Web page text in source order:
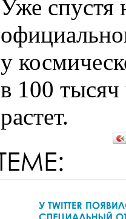
Уже спустя
у
в 100
растет.